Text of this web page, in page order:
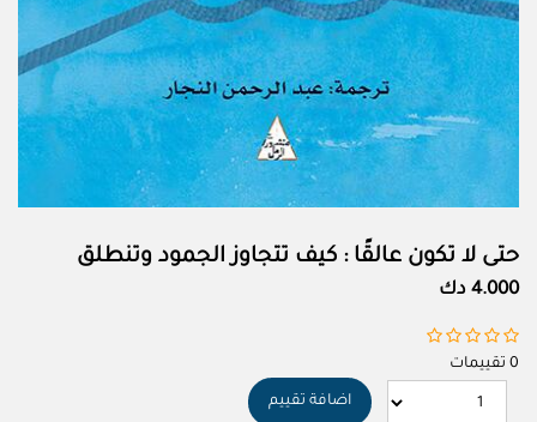
حتى لا تكون عالقًا : كيف تتجاوز الجمود وتنطلق
4.000 دك
0 تقييمات
اضافة تقييم